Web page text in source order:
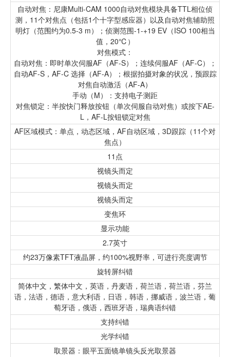
自动对焦：尼康Multi-CAM 1000自动对焦模块具备TTL相位侦
测，11个对焦点（包括1个十字型感应器）以及自动对焦辅助照
明灯（范围约为0.5-3 m）；侦测范围-1-+19 EV（ISO 100相当
值，20℃）
对焦模式：
自动对焦：即时单次伺服AF（AF-S）；连续伺服AF（AF-C）；
自动AF-S，AF-C 选择（AF-A）；根据拍摄对象的状况，预跟踪
对焦自动激活（AF-A）
手动（M）：支持电子测距
对焦锁定：半按快门释放按钮（单次伺服自动对焦）或按下AE-
L，AF-L按钮锁定对焦
AF区域模式：单点，动态区域，AF自动区域，3D跟踪（11个对
焦点）
11点
视镜头而定
视镜头而定
视镜头而定
变焦环
显示功能
2.7英寸
约23万像素TFT液晶屏，约100%视野率，可进行亮度调节
旋转屏纠错
简体中文，繁体中文，英语，丹麦语，荷兰语，荷兰语，芬兰
语，法语，德语，意大利语，日语，韩语，挪威语，波兰语，葡
萄牙语，俄语，西班牙语，瑞典语纠错
支持纠错
光学纠错
取景器：眼平五面镜单镜头反光取景器